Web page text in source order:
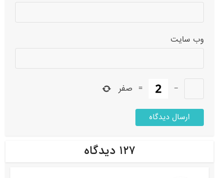
وب‌ سایت
−
= صفر
۱۲۷ دیدگاه